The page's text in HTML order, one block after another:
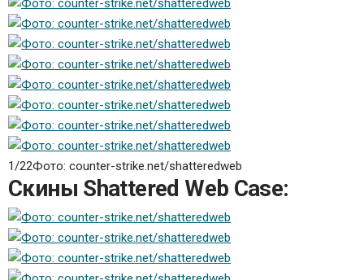
1/22Фото: counter-strike.net/shatteredweb
Скины Shattered Web Case: